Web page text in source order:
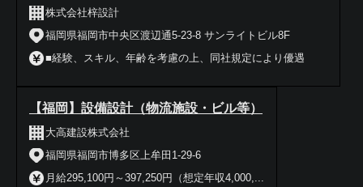
株式会社梓設計
福岡県福岡市中央区渡辺通5-23-8 サンライトビル8F
■経験、スキル、年齢を考慮の上、同社規定により優遇
【福岡】設備設計（物流施設・ビル等）
大高建設株式会社
福岡県福岡市博多区上牟田1-29-6
月給295,100円～397,250円（想定年収4,000,...